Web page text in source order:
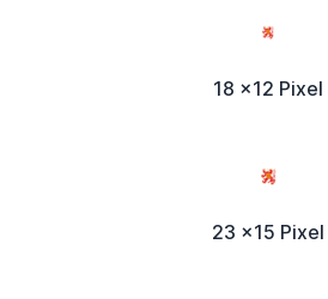
18 x12 Pixel
23 x15 Pixel